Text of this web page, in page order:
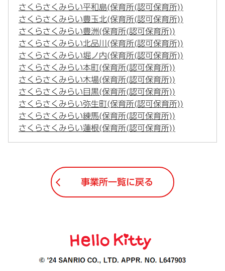
さくらさくみらい平和島(保育所(認可保育所))
さくらさくみらい豊玉北(保育所(認可保育所))
さくらさくみらい豊洲(保育所(認可保育所))
さくらさくみらい北品川(保育所(認可保育所))
さくらさくみらい堀ノ内(保育所(認可保育所))
さくらさくみらい本町(保育所(認可保育所))
さくらさくみらい木場(保育所(認可保育所))
さくらさくみらい目黒(保育所(認可保育所))
さくらさくみらい弥生町(保育所(認可保育所))
さくらさくみらい練馬(保育所(認可保育所))
さくらさくみらい蓮根(保育所(認可保育所))
事業所一覧に戻る